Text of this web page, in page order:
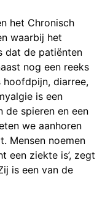
het Chronisch
waarbij het
dat de patiënten
nog een reeks
diarree,
is een
de spieren en een
we aanhoren
Mensen noemen
een ziekte is’, zegt
is een van de